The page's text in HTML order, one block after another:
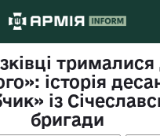
історія
із
бригади